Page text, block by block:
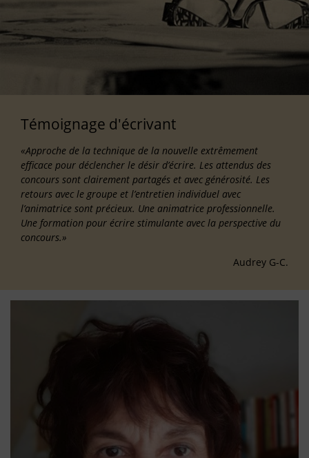
Témoignage d'écrivant
«Approche de la technique de la nouvelle extrêmement
efficace pour déclencher le désir d’écrire. Les attendus des
concours sont clairement partagés et avec générosité. Les
retours avec le groupe et l’entretien individuel avec
l’animatrice sont précieux. Une animatrice professionnelle.
Une formation pour écrire stimulante avec la perspective du
concours.»
Audrey G-C.